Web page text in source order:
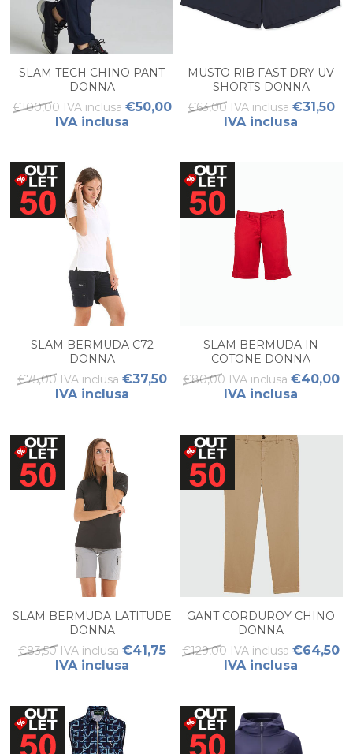
SLAM TECH CHINO PANT
DONNA
€100,00 IVA inclusa €50,00
IVA inclusa
MUSTO RIB FAST DRY UV
SHORTS DONNA
€63,00 IVA inclusa €31,50
IVA inclusa
SLAM BERMUDA C72
DONNA
€75,00 IVA inclusa €37,50
IVA inclusa
SLAM BERMUDA IN
COTONE DONNA
€80,00 IVA inclusa €40,00
IVA inclusa
SLAM BERMUDA LATITUDE
DONNA
€83,50 IVA inclusa €41,75
IVA inclusa
GANT CORDUROY CHINO
DONNA
€129,00 IVA inclusa €64,50
IVA inclusa